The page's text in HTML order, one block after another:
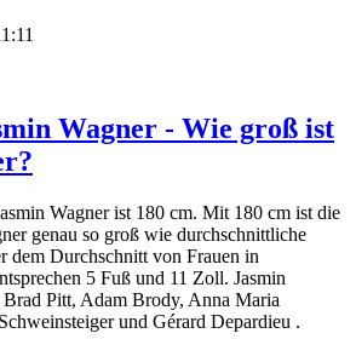
Wagner - Wie groß ist
Wagner ist 180 cm. Mit 180 cm ist die
genau so groß wie durchschnittliche
dem Durchschnitt von Frauen in
5 Fuß und 11 Zoll. Jasmin
Pitt, Adam Brody, Anna Maria
und Gérard Depardieu .